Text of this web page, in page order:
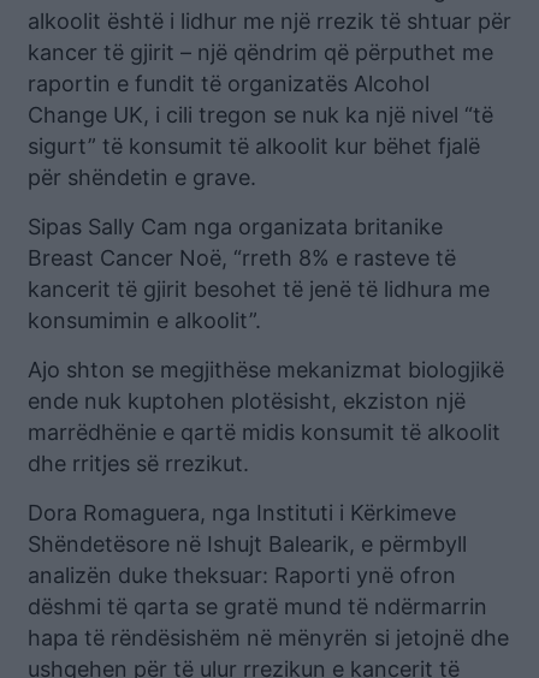
alkoolit është i lidhur me një rrezik të shtuar për
kancer të gjirit – një qëndrim që përputhet me
raportin e fundit të organizatës Alcohol
Change UK, i cili tregon se nuk ka një nivel “të
sigurt” të konsumit të alkoolit kur bëhet fjalë
për shëndetin e grave.
Sipas Sally Cam nga organizata britanike
Breast Cancer Noë, “rreth 8% e rasteve të
kancerit të gjirit besohet të jenë të lidhura me
konsumimin e alkoolit”.
Ajo shton se megjithëse mekanizmat biologjikë
ende nuk kuptohen plotësisht, ekziston një
marrëdhënie e qartë midis konsumit të alkoolit
dhe rritjes së rrezikut.
Dora Romaguera, nga Instituti i Kërkimeve
Shëndetësore në Ishujt Balearik, e përmbyll
analizën duke theksuar: Raporti ynë ofron
dëshmi të qarta se gratë mund të ndërmarrin
hapa të rëndësishëm në mënyrën si jetojnë dhe
ushqehen për të ulur rrezikun e kancerit të